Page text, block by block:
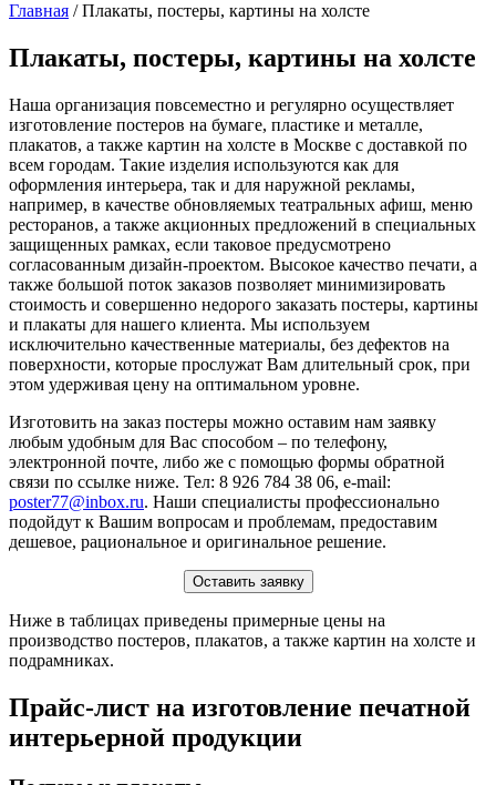
Главная /Плакаты, постеры, картины на холсте
Плакаты, постеры, картины на холсте
Наша организация повсеместно и регулярно осуществляет
изготовление постеров на бумаге, пластике и металле,
плакатов, а также картин на холсте в Москве с доставкой по
всем городам. Такие изделия используются как для
оформления интерьера, так и для наружной рекламы,
например, в качестве обновляемых театральных афиш, меню
ресторанов, а также акционных предложений в специальных
защищенных рамках, если таковое предусмотрено
согласованным дизайн-проектом. Высокое качество печати, а
также большой поток заказов позволяет минимизировать
стоимость и совершенно недорого заказать постеры, картины
и плакаты для нашего клиента. Мы используем
исключительно качественные материалы, без дефектов на
поверхности, которые прослужат Вам длительный срок, при
этом удерживая цену на оптимальном уровне.
Изготовить на заказ постеры можно оставим нам заявку
любым удобным для Вас способом – по телефону,
электронной почте, либо же с помощью формы обратной
связи по ссылке ниже. Тел: 8 926 784 38 06, e-mail:
poster77@inbox.ru. Наши специалисты профессионально
подойдут к Вашим вопросам и проблемам, предоставим
дешевое, рациональное и оригинальное решение.
Оставить заявку
Ниже в таблицах приведены примерные цены на
производство постеров, плакатов, а также картин на холсте и
подрамниках.
Прайс-лист на изготовление печатной
интерьерной продукции